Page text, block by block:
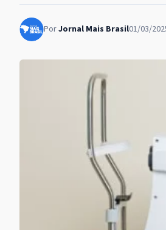
PorJornal Mais Brasil01/03/